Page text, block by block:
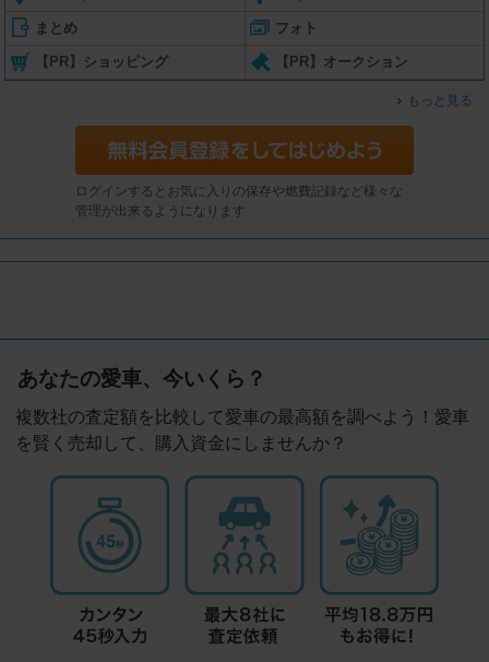
まとめ フォト
【PR】ショッピング 【PR】オークション
もっと見る
ログインするとお気に入りの保存や燃費記録など様々な
管理が出来るようになります
あなたの愛車、今いくら？
複数社の査定額を比較して愛車の最高額を調べよう！愛車
を賢く売却して、購入資金にしませんか？